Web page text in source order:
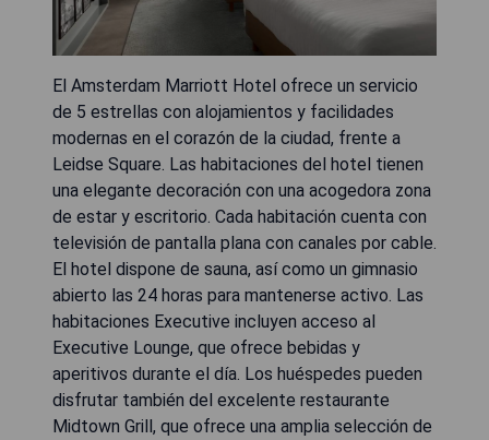
El Amsterdam Marriott Hotel ofrece un servicio
de 5 estrellas con alojamientos y facilidades
modernas en el corazón de la ciudad, frente a
Leidse Square. Las habitaciones del hotel tienen
una elegante decoración con una acogedora zona
de estar y escritorio. Cada habitación cuenta con
televisión de pantalla plana con canales por cable.
El hotel dispone de sauna, así como un gimnasio
abierto las 24 horas para mantenerse activo. Las
habitaciones Executive incluyen acceso al
Executive Lounge, que ofrece bebidas y
aperitivos durante el día. Los huéspedes pueden
disfrutar también del excelente restaurante
Midtown Grill, que ofrece una amplia selección de